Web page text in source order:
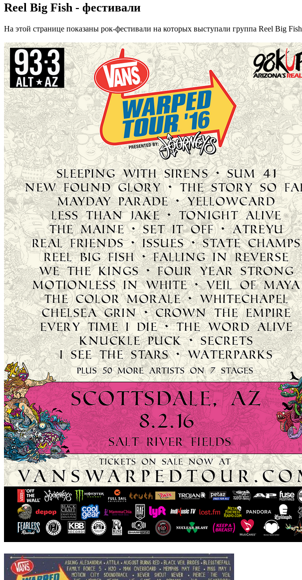
Reel Big Fish - фестивали
На этой странице показаны рок-фестивали на которых выступали группа Reel Big Fish